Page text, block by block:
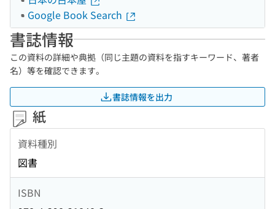
Google Book Search
書誌情報
この資料の詳細や典拠（同じ主題の資料を指すキーワード、著者
名）等を確認できます。
書誌情報を出力
紙
資料種別
図書
ISBN